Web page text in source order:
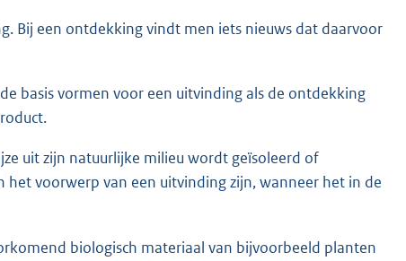
Bij een ontdekking vindt men iets nieuws dat daarvoor
basis vormen voor een uitvinding als de ontdekking
uit zijn natuurlijke milieu wordt geïsoleerd of
het voorwerp van een uitvinding zijn, wanneer het in de
biologisch materiaal van bijvoorbeeld planten